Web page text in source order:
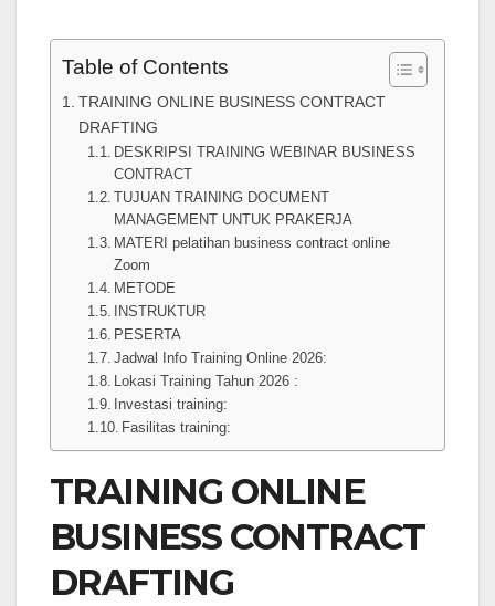
Table of Contents
TRAINING ONLINE BUSINESS CONTRACT
DRAFTING
DESKRIPSI TRAINING WEBINAR BUSINESS
CONTRACT
TUJUAN TRAINING DOCUMENT
MANAGEMENT UNTUK PRAKERJA
MATERI pelatihan business contract online
Zoom
METODE
INSTRUKTUR
PESERTA
Jadwal Info Training Online 2026:
Lokasi Training Tahun 2026 :
Investasi training:
Fasilitas training:
TRAINING ONLINE
BUSINESS CONTRACT
DRAFTING